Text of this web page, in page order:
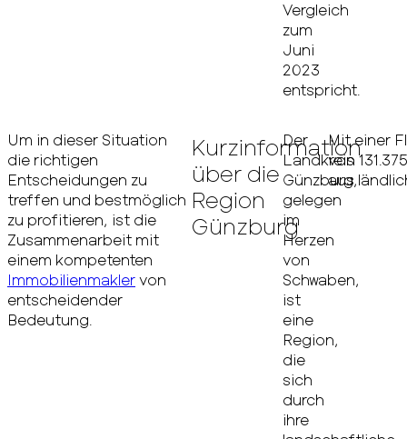
Vergleich
zum
Juni
2023
entspricht.
Um in dieser Situation
die richtigen
Entscheidungen zu
treffen und bestmöglich
zu profitieren, ist die
Zusammenarbeit mit
einem kompetenten
Immobilienmakler von
entscheidender
Bedeutung.
Kurzinformation
über die
Region
Günzburg
Der
Landkreis
Günzburg,
gelegen
im
Herzen
von
Schwaben,
ist
eine
Region,
die
sich
durch
ihre
Mit einer
von
aus